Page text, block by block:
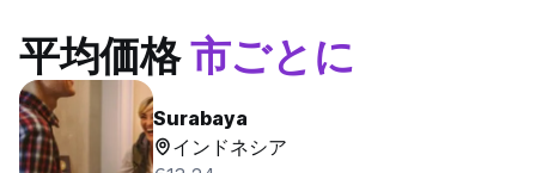
平均価格市ごとに
Surabaya
インドネシア